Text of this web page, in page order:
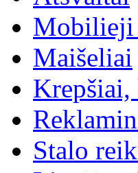
Mobilieji
Maišeliai
Krepšiai,
Stalo